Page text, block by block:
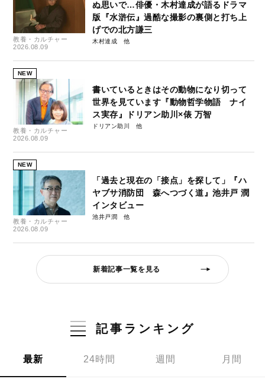
教養・カルチャー
2026.08.09
ぬ思いで…俳優・木村達成が語るドラマ
版『水滸伝』過酷な撮影の裏側と打ち上
げでの北方謙三
木村達成
NEW
教養・カルチャー
2026.08.09
書いているときはその動物になり切って
世界を見ています『動物哲学物語 ナイ
ス実存』ドリアン助川×俵 万智
ドリアン助川
NEW
教養・カルチャー
2026.08.09
「過去と現在の「接点」を探して」『ハ
ヤブサ消防団 森へつづく道』池井戸 潤
インタビュー
池井戸潤
新着記事一覧を見る
記事ランキング
最新 24時間 週間 月間